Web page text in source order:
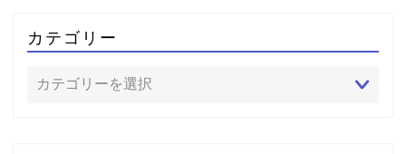
カテゴリー